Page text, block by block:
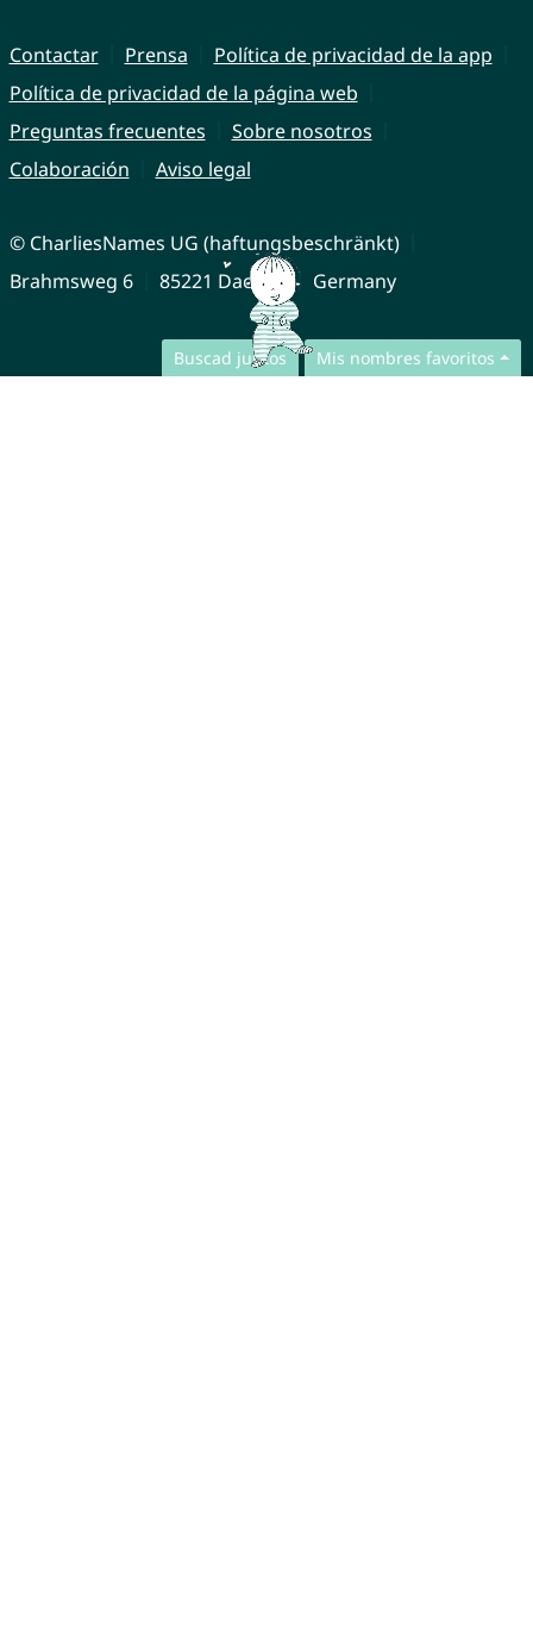
Buscad juntos Mis nombres favoritos
Contactar Prensa
Política de privacidad de la app
Política de privacidad de la página web
Preguntas frecuentes
Sobre nosotros
Colaboración
Aviso legal
© CharliesNames UG (haftungsbeschränkt)
Brahmsweg 6
85221 Dachau Germany